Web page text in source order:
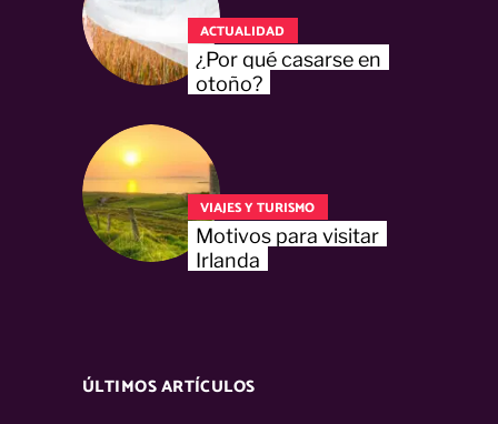
ACTUALIDAD
¿Por qué casarse en
otoño?
VIAJES Y TURISMO
Motivos para visitar
Irlanda
ÚLTIMOS ARTÍCULOS